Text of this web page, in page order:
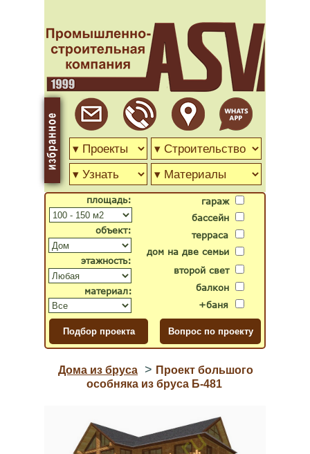
гараж
бассейн
второй свет
дом на две семьи
терраса
балкон
+баня
объект:
материал:
площадь:
этажность:
Дома из бруса > Проект большого
особняка из бруса Б-481